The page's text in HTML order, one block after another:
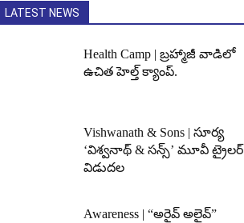
LATEST NEWS
Health Camp | బ్రహ్మాజీ వాడిలో
ఉచిత హెల్త్ క్యాంప్.
Vishwanath & Sons | సూర్య
‘విశ్వనాథ్ & సన్స్’ మూవీ ట్రైలర్
విడుదల
Awareness | “అరైవ్ అలైవ్”